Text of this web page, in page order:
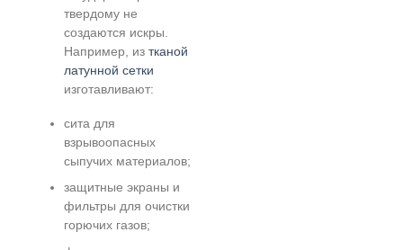
твердому не
создаются искры.
Например, изтканой
латунной сетки
изготавливают:
сита для
взрывоопасных
сыпучих материалов;
защитные экраны и
фильтры для очистки
горючих газов;